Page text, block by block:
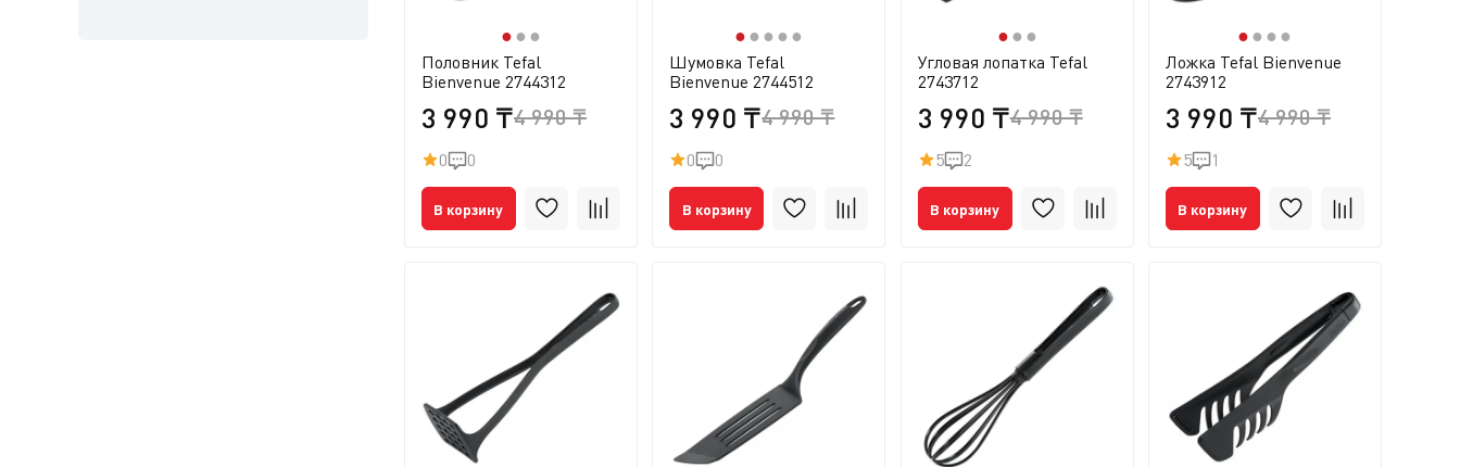
●● ●
Половник Tefal
Bienvenue 2744312
3 990 ₸4 990 ₸
0 0
В корзину
●● ● ● ●
Шумовка Tefal
Bienvenue 2744512
3 990 ₸4 990 ₸
0 0
В корзину
●● ●
Угловая лопатка Tefal
2743712
3 990 ₸4 990 ₸
5 2
В корзину
●● ● ●
Ложка Tefal Bienvenue
2743912
3 990 ₸4 990 ₸
5 1
В корзину